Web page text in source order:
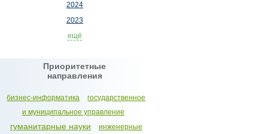
2024
2023
ещё
Приоритетные
направления
бизнес-информатика
государственное
и муниципальное управление
гуманитарные науки
инженерные